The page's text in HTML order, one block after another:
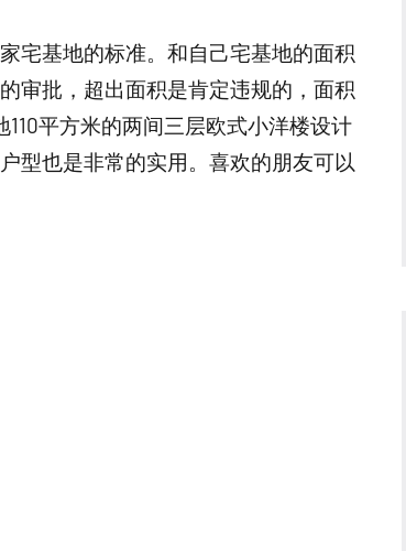
宅基地的标准。和自己宅基地的面积
审批，超出面积是肯定违规的，面积
平方米的两间三层欧式小洋楼设计
型也是非常的实用。喜欢的朋友可以